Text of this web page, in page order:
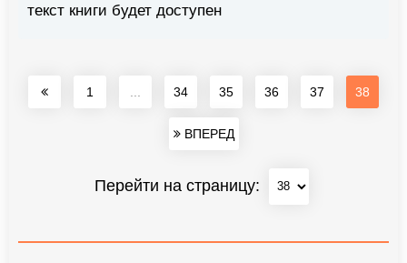
текст книги будет доступен
1 34 35 36 37 38
ВПЕРЕД
Перейти на страницу: